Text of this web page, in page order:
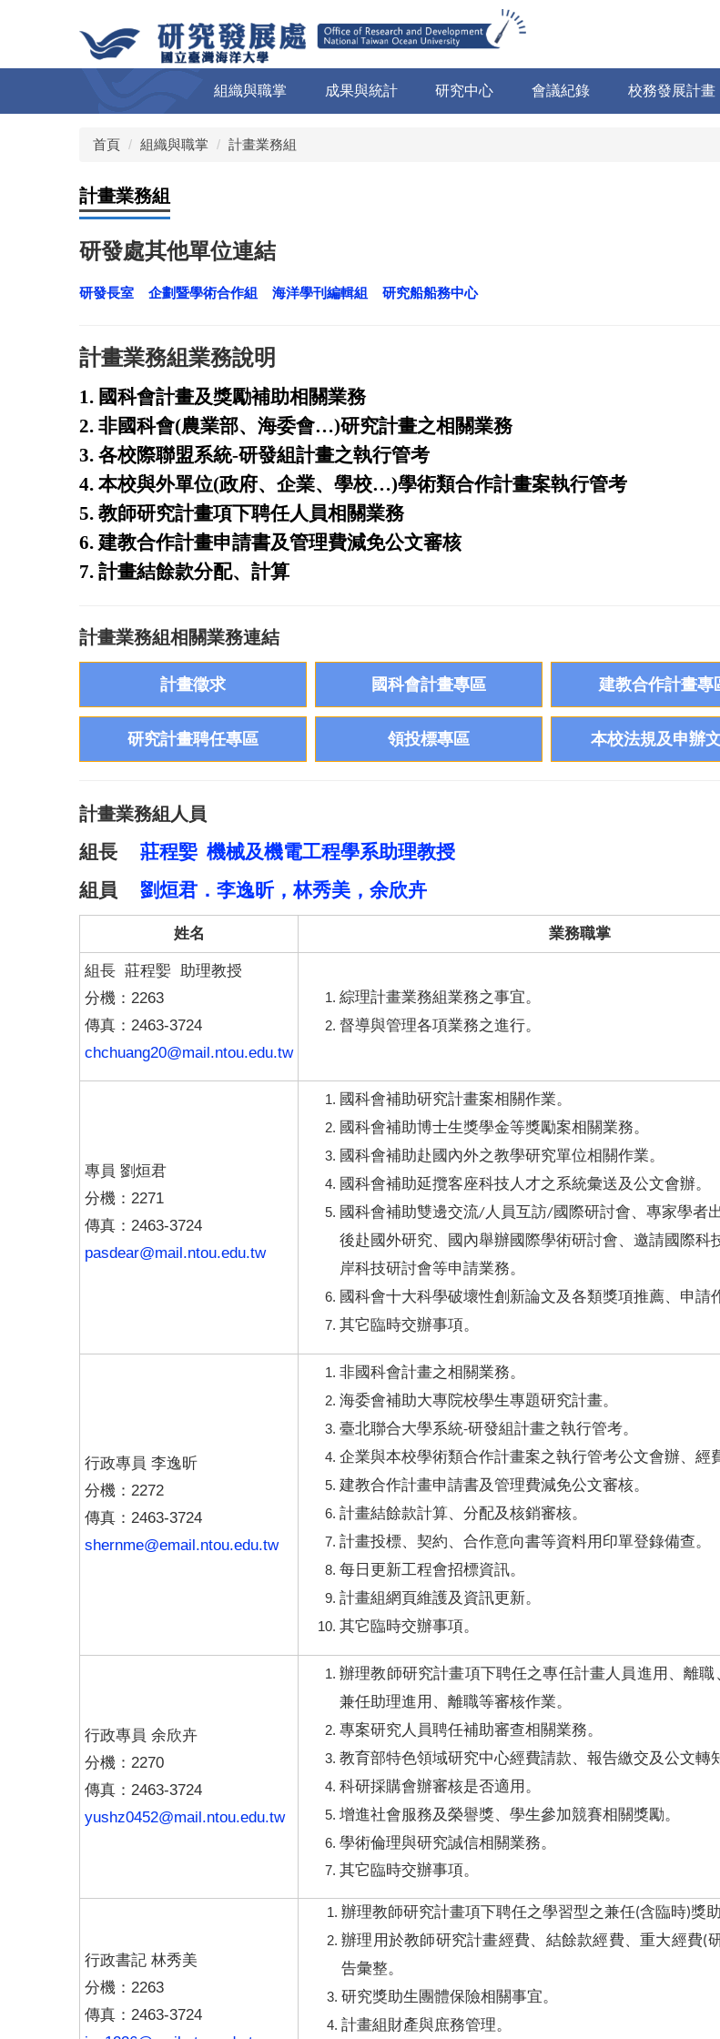
要
容
組織與職掌 成果與統計 研究中心 會議紀錄 校務發展計畫
首頁 組織與職掌 計畫業務組
計畫業務組
研發處其他單位連結
研發長室 企劃暨學術合作組 海洋學刊編輯組 研究船船務中心
計畫業務組業務說明
1. 國科會計畫及獎勵補助相關業務
2. 非國科會(農業部、海委會…)研究計畫之相關業務
3. 各校際聯盟系統-研發組計畫之執行管考
4. 本校與外單位(政府、企業、學校…)學術類合作計畫案執行管考
5. 教師研究計畫項下聘任人員相關業務
6. 建教合作計畫申請書及管理費減免公文審核
7. 計畫結餘款分配、計算
計畫業務組相關業務連結
計畫業務組人員
組長
莊程媐 機械及機電工程學系助理教授
組員
劉烜君． 李逸昕，林秀美，余欣卉
姓名 業務職掌
組長 莊程媐 助理教授
分機：2263
傳真：2463-3724
chchuang20@mail.ntou.edu.tw
綜理計畫業務組業務之事宜。
督導與管理各項業務之進行。
專員 劉烜君
分機：2271
傳真：2463-3724
pasdear@mail.ntou.edu.tw
國科會補助研究計畫案相關作業。
國科會補助博士生獎學金等獎勵案相關業務。
國科會補助赴國內外之教學研究單位相關作業。
國科會補助延攬客座科技人才之系統彙送及公文會辦。
國科會補助雙邊交流/人員互訪/國際研討會、專家學者
後赴國外研究、國內舉辦國際學術研討會、邀請國際科
岸科技研討會等申請業務。
國科會十大科學破壞性創新論文及各類獎項推薦、申請
其它臨時交辦事項。
行政專員 李逸昕
分機：2272
傳真：2463-3724
shernme@email.ntou.edu.tw
非國科會計畫之相關業務。
海委會補助大專院校學生專題研究計畫。
臺北聯合大學系統-研發組計畫之執行管考。
企業與本校學術類合作計畫案之執行管考公文會辦、經
建教合作計畫申請書及管理費減免公文審核。
計畫結餘款計算、分配及核銷審核。
計畫投標、契約、合作意向書等資料用印單登錄備查。
每日更新工程會招標資訊。
計畫組網頁維護及資訊更新。
其它臨時交辦事項。
行政專員 余欣卉
分機：2270
傳真：2463-3724
yushz0452@mail.ntou.edu.tw
辦理教師研究計畫項下聘任之專任計畫人員進用、離職
兼任助理進用、離職等審核作業。
專案研究人員聘任補助審查相關業務。
教育部特色領域研究中心經費請款、報告繳交及公文轉
科研採購會辦審核是否適用。
增進社會服務及榮譽獎、學生參加競賽相關獎勵。
學術倫理與研究誠信相關業務。
其它臨時交辦事項。
行政書記 林秀美
分機：2263
傳真：2463-3724
辦理教師研究計畫項下聘任之學習型之兼任(含臨時)獎
辦理用於教師研究計畫經費、結餘款經費、重大經費(
告彙整。
研究獎助生團體保險相關事宜。
計畫組財產與庶務管理。